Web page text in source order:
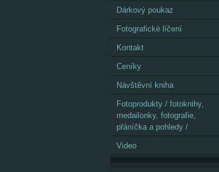
Dárkový poukaz
Fotografické líčení
Kontakt
Ceníky
Návštěvní kniha
Fotoprodukty / fotoknihy,
medailonky, fotografie,
přáníčka a pohledy /
Video